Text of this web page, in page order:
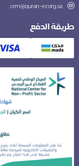
crm@quran-er.org.sa
طريقة الدفع